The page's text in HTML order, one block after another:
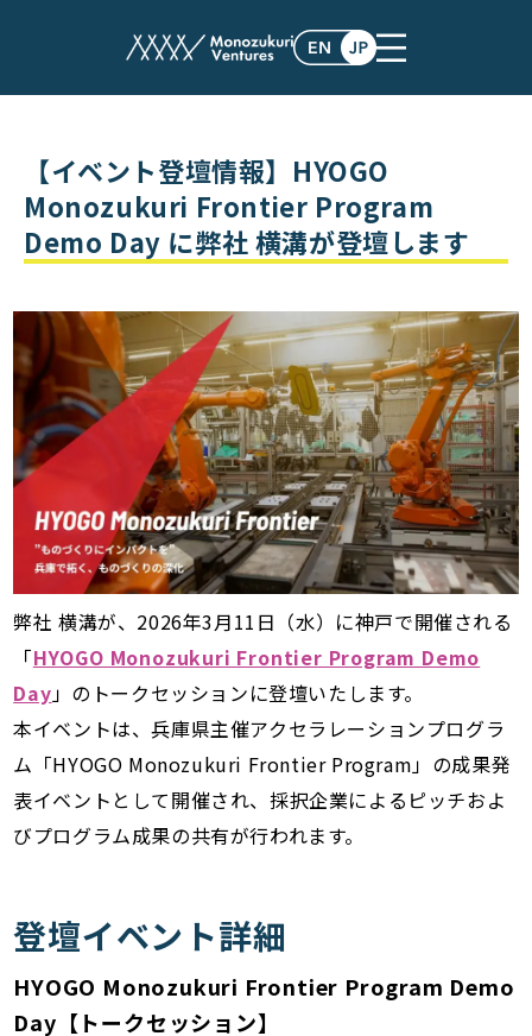
events
【イベント登壇情報】HYOGO
Monozukuri Frontier Program
Demo Day に弊社 横溝が登壇します
弊社 横溝が、2026年3月11日（水）に神戸で開催される
「HYOGO Monozukuri Frontier Program Demo
Day」のトークセッションに登壇いたします。
本イベントは、兵庫県主催アクセラレーションプログラ
ム「HYOGO Monozukuri Frontier Program」の成果発
表イベントとして開催され、採択企業によるピッチおよ
びプログラム成果の共有が行われます。
登壇イベント詳細
HYOGO Monozukuri Frontier Program Demo
Day【トークセッション】